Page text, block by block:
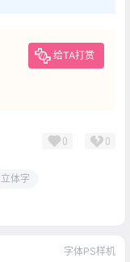
给TA打赏
0 0
立体字
字体PS样机